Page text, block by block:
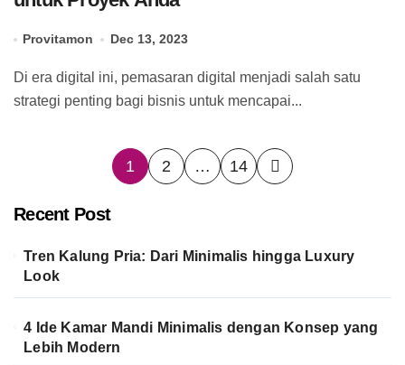
Provitamon Dec 13, 2023
Di era digital ini, pemasaran digital menjadi salah satu
strategi penting bagi bisnis untuk mencapai...
Posts
1 2 … 14
Recent Post
Tren Kalung Pria: Dari Minimalis hingga Luxury
Look
4 Ide Kamar Mandi Minimalis dengan Konsep yang
Lebih Modern